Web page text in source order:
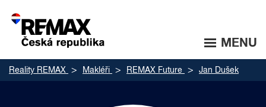
MENU
Reality REMAX Makléři REMAX Future Jan Dušek